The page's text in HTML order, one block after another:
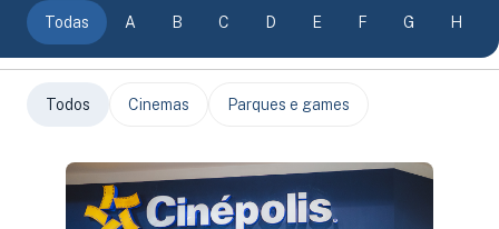
Todas A B C D E F G H
Todos Cinemas Parques e games